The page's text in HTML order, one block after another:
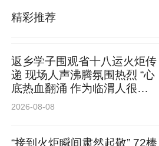
精彩推荐
返乡学子围观省十八运火炬传
递 现场人声沸腾氛围热烈 “心
底热血翻涌 作为临渭人很荣
耀”
2026-08-08
“接到火炬瞬间肃然起敬” 72棒